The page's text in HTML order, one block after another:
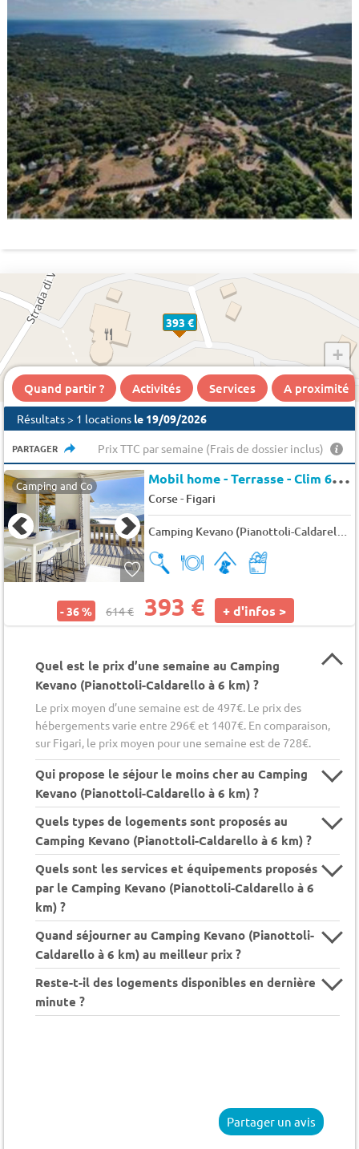
393 €
+
−
Quand partir ? Activités Services A proximité
Résultats > 1 locations le 19/09/2026
PARTAGER Prix TTC par semaine (Frais de dossier inclus)
Camping and Co M
obil home - Terrasse - Clim 6 pers.
Corse- Figari
Camping Kevano (Pianottoli-Caldarello à 6 km)
- 36 % 614 € 393 € + d'infos >
Quel est le prix d’une semaine au Camping
Kevano (Pianottoli-Caldarello à 6 km) ?
Le prix moyen d’une semaine est de 497€. Le prix des
hébergements varie entre 296€ et 1407€. En comparaison,
sur Figari, le prix moyen pour une semaine est de 728€.
Qui propose le séjour le moins cher au Camping
Kevano (Pianottoli-Caldarello à 6 km) ?
Quels types de logements sont proposés au
Camping Kevano (Pianottoli-Caldarello à 6 km) ?
Quels sont les services et équipements proposés
par le Camping Kevano (Pianottoli-Caldarello à 6
km) ?
Quand séjourner au Camping Kevano (Pianottoli-
Caldarello à 6 km) au meilleur prix ?
Reste-t-il des logements disponibles en dernière
minute ?
Partager un avis